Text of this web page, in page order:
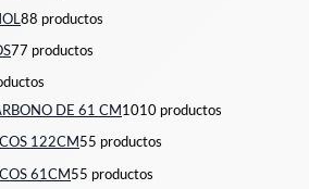
88 productos
77 productos
DE 61 CM 1010 productos
122CM 55 productos
61CM 55 productos